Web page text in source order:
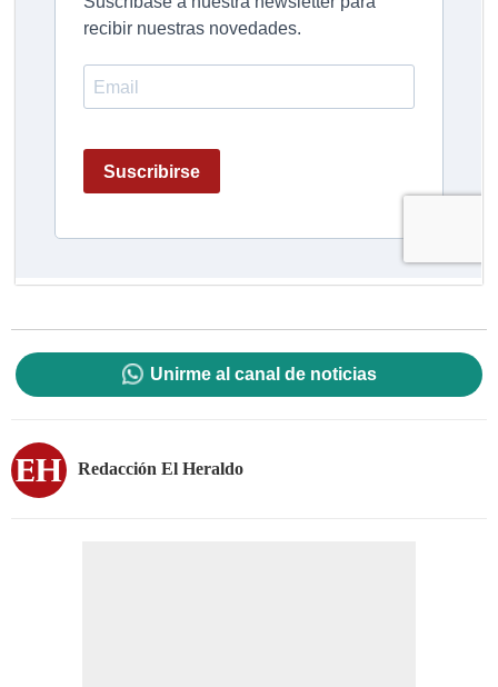
Unirme al canal de noticias
Redacción El Heraldo